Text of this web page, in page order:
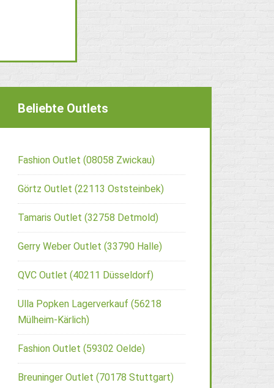
Beliebte Outlets
Fashion Outlet (08058 Zwickau)
Görtz Outlet (22113 Oststeinbek)
Tamaris Outlet (32758 Detmold)
Gerry Weber Outlet (33790 Halle)
QVC Outlet (40211 Düsseldorf)
Ulla Popken Lagerverkauf (56218
Mülheim-Kärlich)
Fashion Outlet (59302 Oelde)
Breuninger Outlet (70178 Stuttgart)